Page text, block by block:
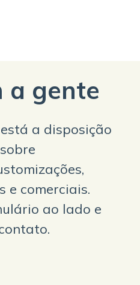
a gente
a disposição
e comerciais.
ao lado e